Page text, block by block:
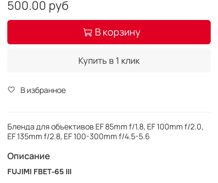
500.00 руб
В корзину
Купить в 1 клик
В избранное
Бленда для объективов EF 85mm f/1.8, EF 100mm f/2.0,
EF 135mm f/2.8, EF 100-300mm f/4.5-5.6
Описание
FUJIMI FBET-65 III